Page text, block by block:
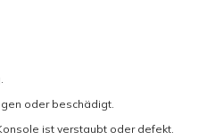
oder beschädigt.
ist verstaubt oder defekt.